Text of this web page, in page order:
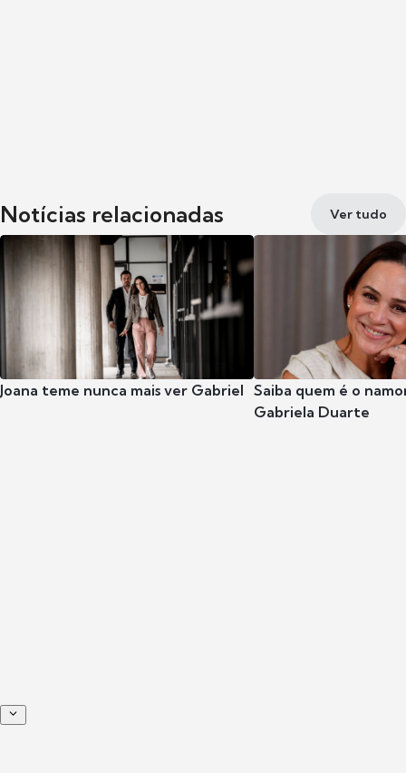
Notícias relacionadas Ver tudo
Joana teme nunca mais ver Gabriel Saiba quem é o
Gabriela Duarte